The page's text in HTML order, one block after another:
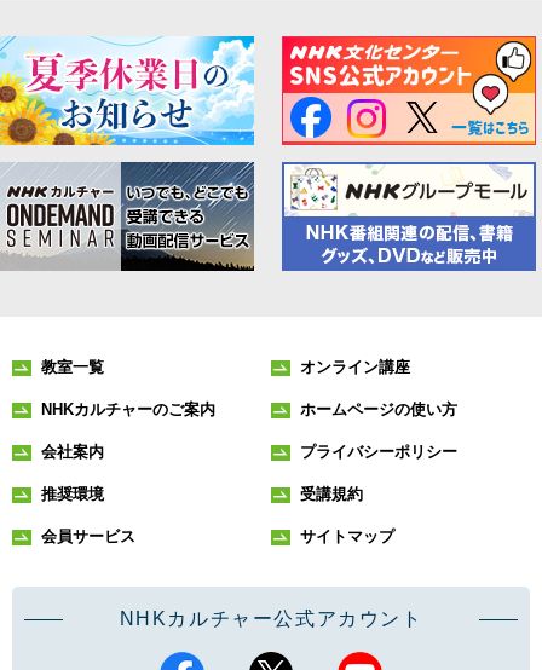
教室一覧 オンライン講座
NHKカルチャーのご案内 ホームページの使い方
会社案内 プライバシーポリシー
推奨環境 受講規約
会員サービス サイトマップ
NHKカルチャー公式アカウント